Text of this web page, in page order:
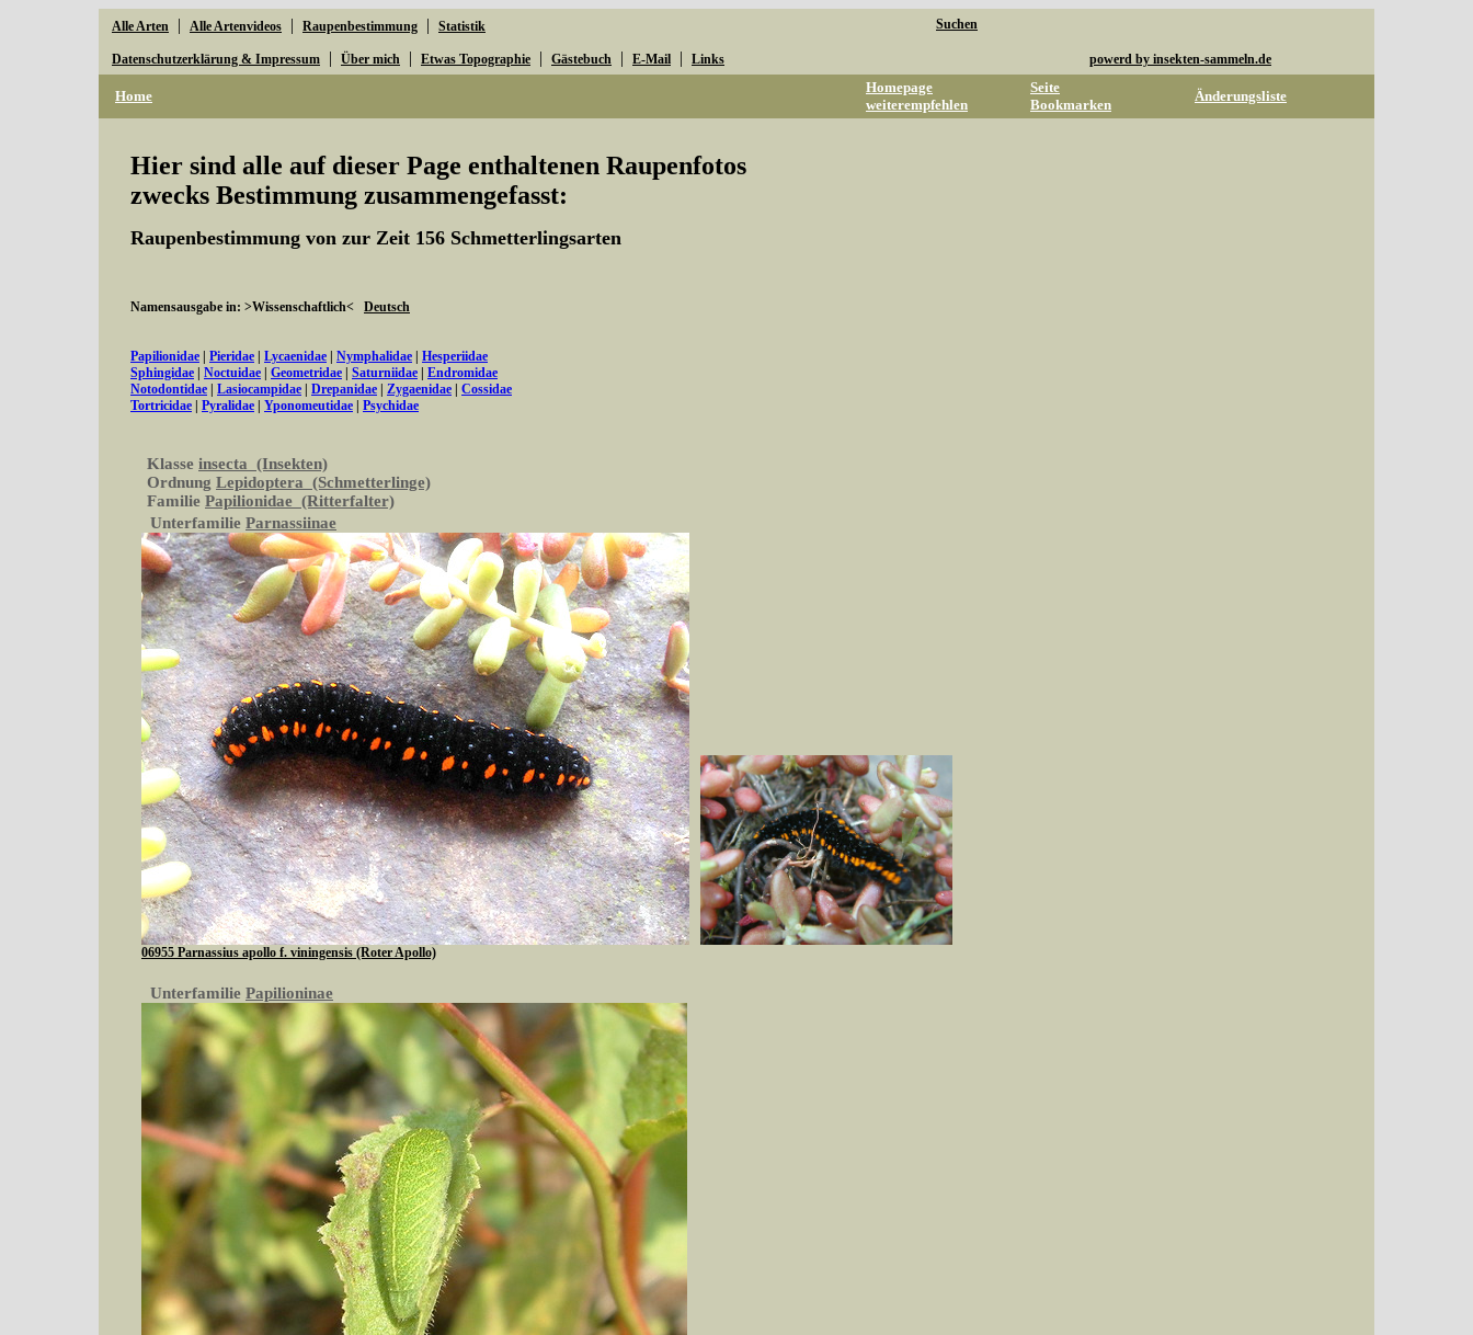
Alle Arten | Alle Artenvideos | Raupenbestimmung | Statistik Suchen
Datenschutzerklärung & Impressum | Über mich | Etwas Topographie | Gästebuch | E-Mail | Links powerd by insekten-sammeln.de
Home
Homepage
weiterempfehlen
Seite
Bookmarken
Änderungsliste
Hier sind alle auf dieser Page enthaltenen Raupenfotos
zwecks Bestimmung zusammengefasst:
Raupenbestimmung von zur Zeit 156 Schmetterlingsarten
Namensausgabe in: >Wissenschaftlich< Deutsch
Papilionidae Pieridae Lycaenidae Nymphalidae
Hesperiidae
Sphingidae
Noctuidae Geometridae Saturniidae
Endromidae
Notodontidae
Lasiocampidae Drepanidae Zygaenidae
Cossidae
Tortricidae
Pyralidae Yponomeutidae Psychidae
Klasse insecta (Insekten)
Ordnung Lepidoptera (Schmetterlinge)
Familie Papilionidae (Ritterfalter)
Unterfamilie Parnassiinae
06955 Parnassius apollo f. viningensis (Roter Apollo)
Unterfamilie Papilioninae